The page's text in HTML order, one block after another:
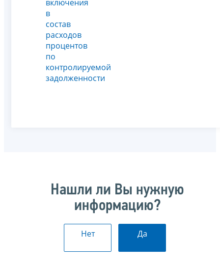
включения
в
состав
расходов
процентов
по
контролируемой
задолженности
Нашли ли Вы нужную
информацию?
Нет Да